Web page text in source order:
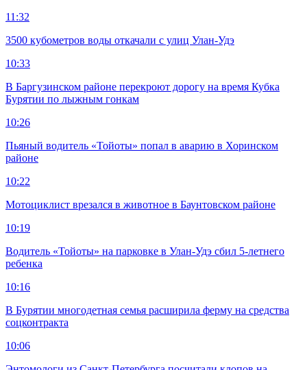
11:32
3500 кубометров воды откачали с улиц Улан-Удэ
10:33
В Баргузинском районе перекроют дорогу на время Кубка
Бурятии по лыжным гонкам
10:26
Пьяный водитель «Тойоты» попал в аварию в Хоринском
районе
10:22
Мотоциклист врезался в животное в Баунтовском районе
10:19
Водитель «Тойоты» на парковке в Улан-Удэ сбил 5-летнего
ребенка
10:16
В Бурятии многодетная семья расширила ферму на средства
соцконтракта
10:06